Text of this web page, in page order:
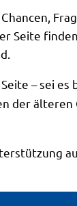
Seite
– sei
der älteren